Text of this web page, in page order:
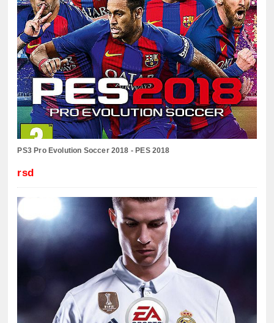
PS3 Pro Evolution Soccer 2018 - PES 2018
rsd